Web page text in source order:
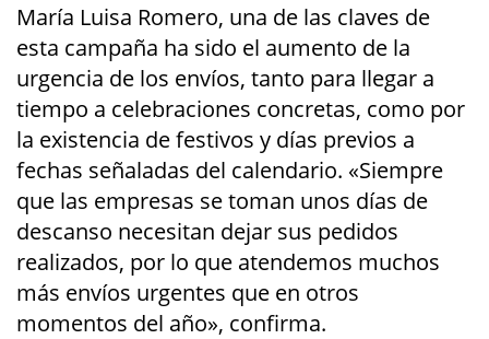
María Luisa Romero, una de las claves de
esta campaña ha sido el aumento de la
urgencia de los envíos, tanto para llegar a
tiempo a celebraciones concretas, como por
la existencia de festivos y días previos a
fechas señaladas del calendario. «Siempre
que las empresas se toman unos días de
descanso necesitan dejar sus pedidos
realizados, por lo que atendemos muchos
más envíos urgentes que en otros
momentos del año», confirma.